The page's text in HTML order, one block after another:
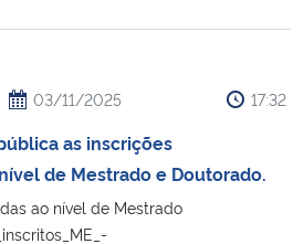
03/11/2025 17:32
as inscrições
de Mestrado e Doutorado.
ao nível de Mestrado